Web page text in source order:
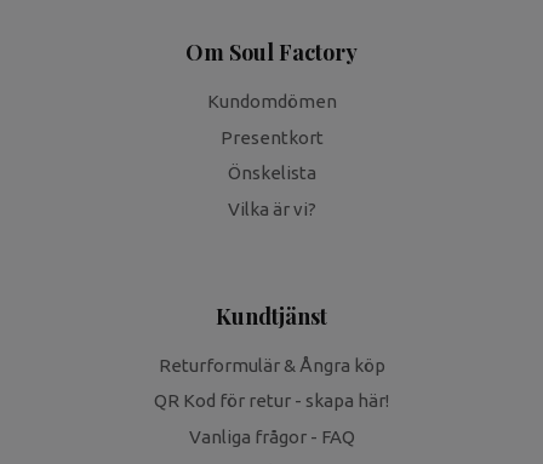
Om Soul Factory
Kundomdömen
Presentkort
Önskelista
Vilka är vi?
Kundtjänst
Returformulär & Ångra köp
QR Kod för retur - skapa här!
Vanliga frågor - FAQ